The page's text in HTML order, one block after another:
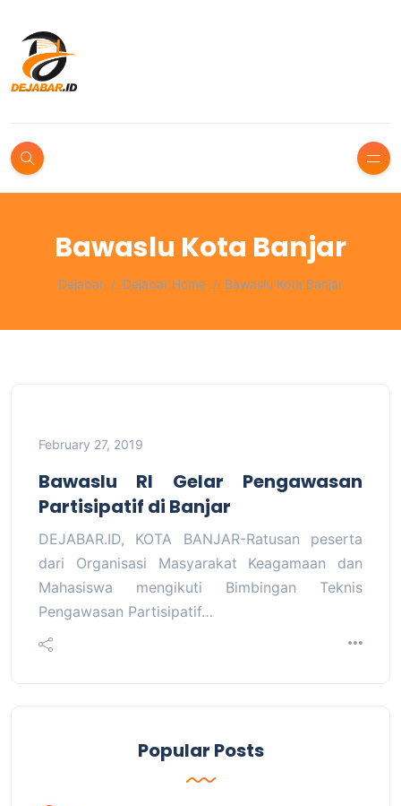
Bawaslu Kota Banjar
Dejabar Dejabar Home Bawaslu Kota Banjar
February 27, 2019
Bawaslu RI Gelar Pengawasan
Partisipatif di Banjar
DEJABAR.ID, KOTA BANJAR-Ratusan peserta
dari Organisasi Masyarakat Keagamaan dan
Mahasiswa mengikuti Bimbingan Teknis
Pengawasan Partisipatif…
Popular Posts